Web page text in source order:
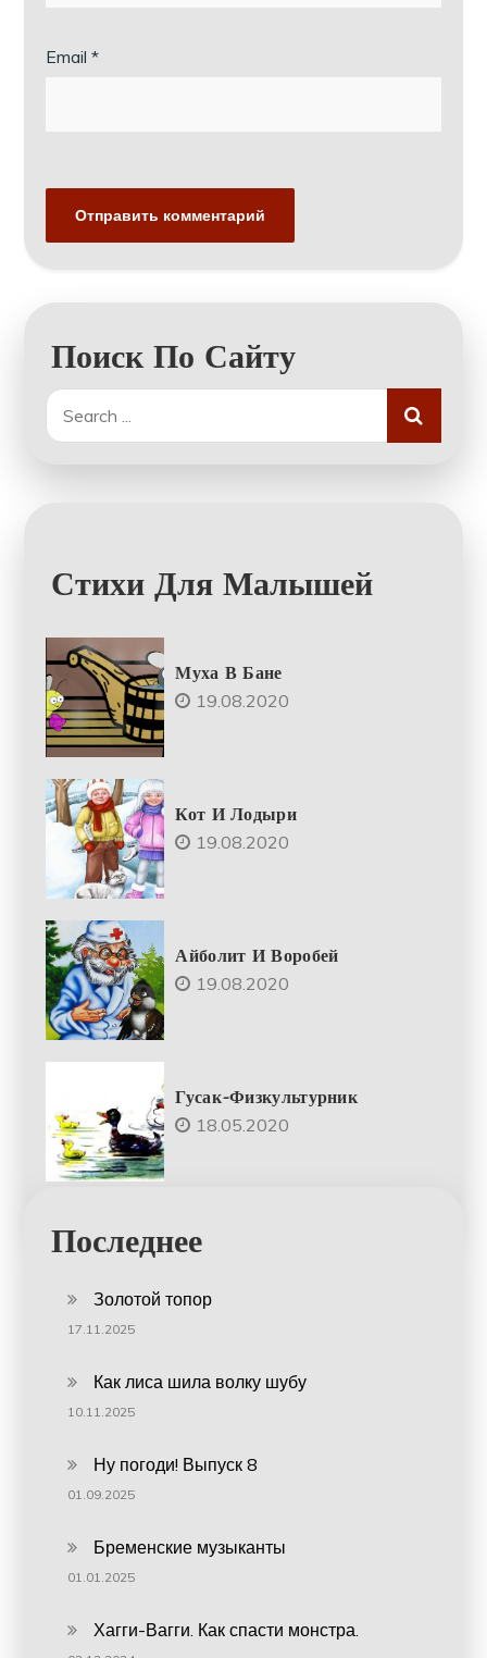
Email*
Поиск По Сайту
Search
for:
Стихи Для Малышей
Муха В Бане
19.08.2020
Кот И Лодыри
19.08.2020
Айболит И Воробей
19.08.2020
Гусак-Физкультурник
18.05.2020
Последнее
Золотой топор
17.11.2025
Как лиса шила волку шубу
10.11.2025
Ну погоди! Выпуск 8
01.09.2025
Бременские музыканты
01.01.2025
Хагги-Вагги. Как спасти монстра.